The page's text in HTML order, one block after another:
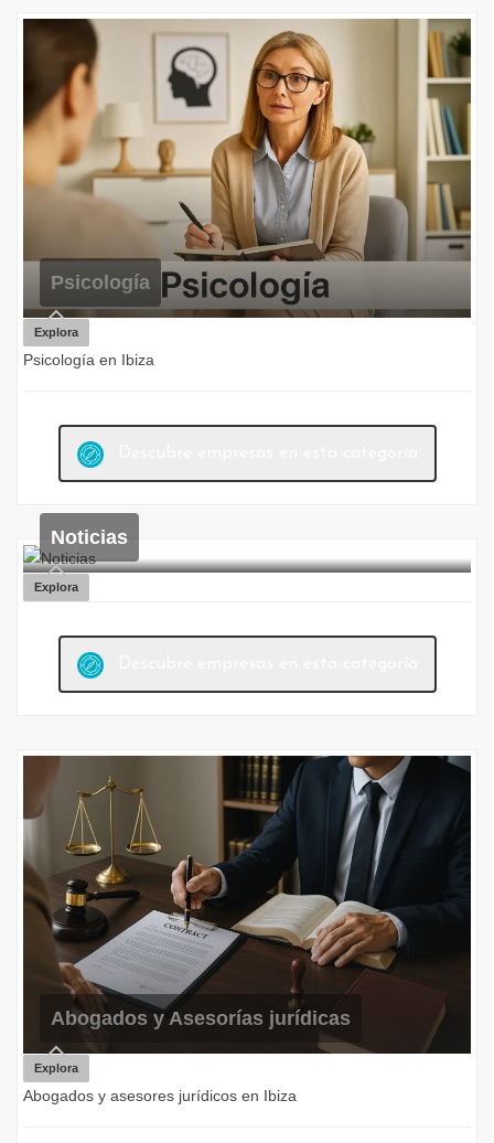
Psicología
Explora
Psicología en Ibiza
Noticias
Explora
Abogados y Asesorías jurídicas
Explora
Abogados y asesores jurídicos en Ibiza